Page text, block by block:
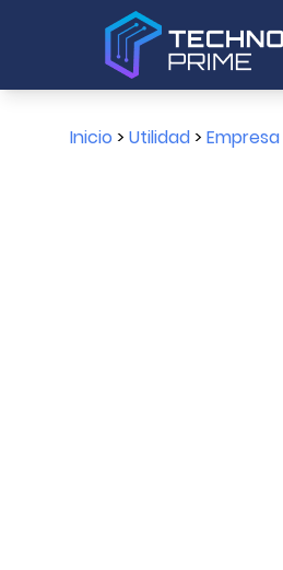
Inicio > Utilidad> Empresa